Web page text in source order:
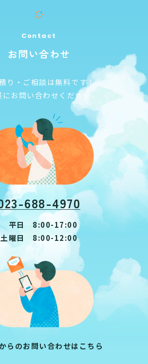
Contact
お問い合わせ
り・ご相談は無料です！
にお問い合わせください。
688-4970
平日 8:00-17:00
土曜日 8:00-12:00
らのお問い合わせはこちら